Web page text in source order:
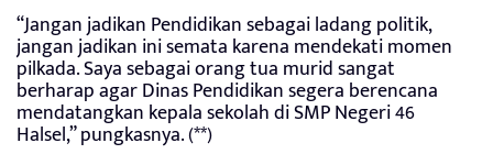
“Jangan jadikan Pendidikan sebagai ladang politik,
jangan jadikan ini semata karena mendekati momen
pilkada. Saya sebagai orang tua murid sangat
berharap agar Dinas Pendidikan segera berencana
mendatangkan kepala sekolah di SMP Negeri 46
Halsel,” pungkasnya. (**)